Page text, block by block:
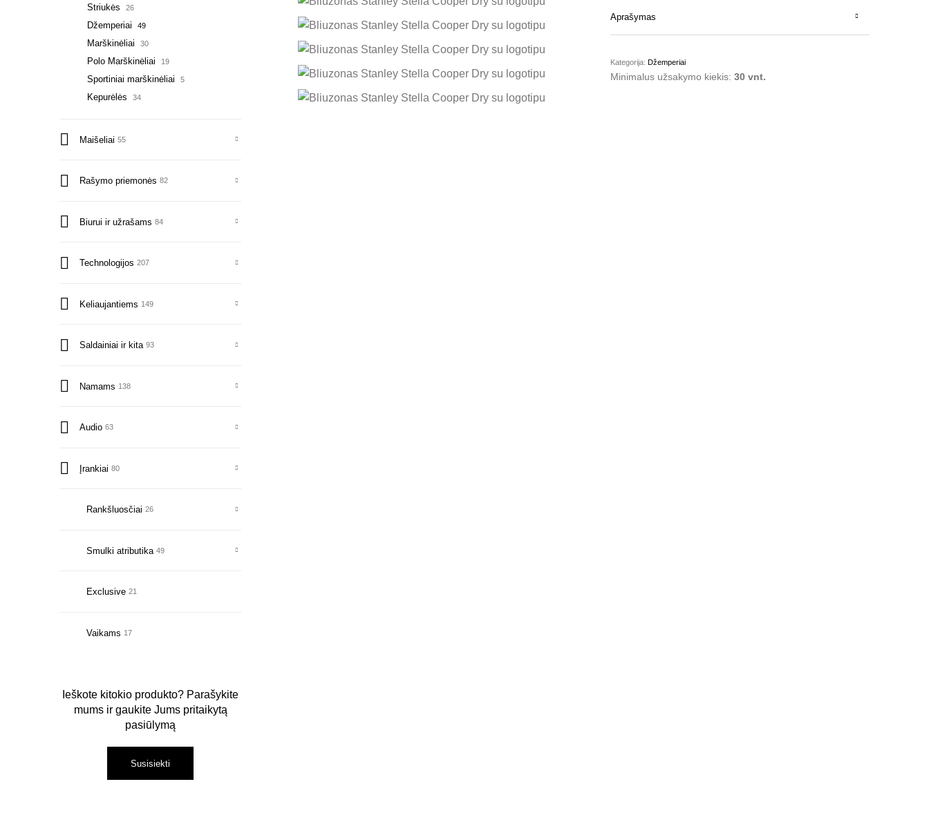
Striukės 26
Džemperiai 49
Marškinėliai 30
Polo Marškinėliai 19
Sportiniai marškinėliai 5
Kepurėlės 34
Maišeliai 55
Rašymo priemonės 82
Biurui ir užrašams 84
Technologijos 207
Keliaujantiems 149
Saldainiai ir kita 93
Namams 138
Audio 63
Įrankiai 80
Rankšluosčiai 26
Smulki atributika 49
Exclusive 21
Vaikams 17
Ieškote kitokio produkto? Parašykite
mums ir gaukite Jums pritaikytą
pasiūlymą
Susisiekti
Aprašymas
Kategorija:Džemperiai
Minimalus užsakymo kiekis:30 vnt.